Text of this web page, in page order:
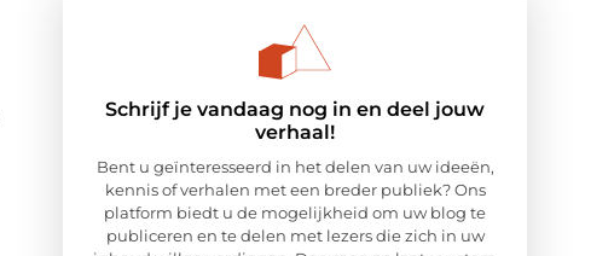
Schrijf je vandaag nog in en deel jouw
verhaal!
Bent u geïnteresseerd in het delen van uw ideeën,
kennis of verhalen met een breder publiek? Ons
platform biedt u de mogelijkheid om uw blog te
publiceren en te delen met lezers die zich in uw